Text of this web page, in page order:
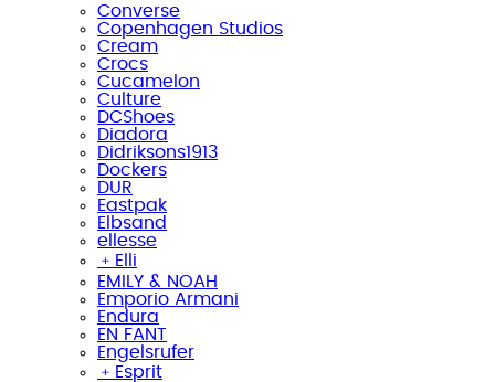
Converse
Copenhagen Studios
Cream
Crocs
Cucamelon
Culture
DCShoes
Diadora
Didriksons1913
Dockers
DUR
Eastpak
Elbsand
ellesse
﹢ Elli
EMILY & NOAH
Emporio Armani
Endura
EN FANT
Engelsrufer
﹢ Esprit